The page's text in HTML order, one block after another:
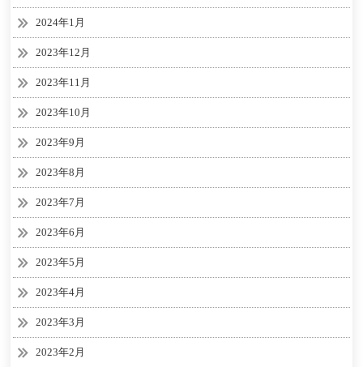
2024年1月
2023年12月
2023年11月
2023年10月
2023年9月
2023年8月
2023年7月
2023年6月
2023年5月
2023年4月
2023年3月
2023年2月